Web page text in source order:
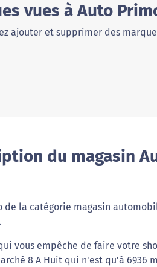
vues à Auto
ajouter et supprimer des
du magasin
de la catégorie magasin
vous empêche de faire votre
8 A Huit qui n'est qu'à 6936